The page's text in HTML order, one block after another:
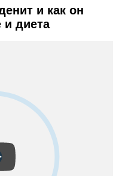
и как он
и диета